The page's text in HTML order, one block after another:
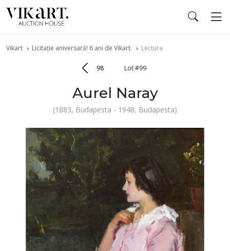
Vikart Licitaţie aniversară! 6 ani de Vikart. Lectura
98 Lot #99
Aurel Naray
(1883, Budapesta - 1948, Budapesta)